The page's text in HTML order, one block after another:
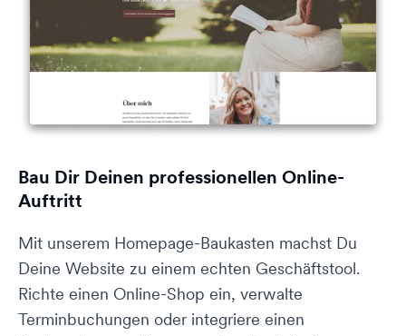
Bau Dir Deinen professionellen Online-
Auftritt
Mit unserem Homepage-Baukasten machst Du
Deine Website zu einem echten Geschäftstool.
Richte einen Online-Shop ein, verwalte
Terminbuchungen oder integriere einen